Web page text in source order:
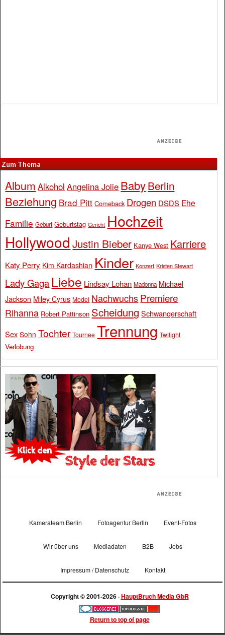
Zum Thema
Album Alkohol Angelina Jolie BabyBerlin
Beziehung Brad Pitt Comeback Drogen DSDS Ehe
Familie Geburt Geburtstag Gericht Hochzeit
Hollywood Justin Bieber Kanye West Karriere
Katy Perry Kim Kardashian Kinder Konzert Kristen Stewart
Lady Gaga Liebe Lindsay Lohan Madonna Michael
Jackson Miley Cyrus Model Nachwuchs Premiere
Rihanna Robert Pattinson Scheidung Schwangerschaft
Sex Sohn Tochter Tournee Trennung Twilight
Verlobung
Kamerateam Berlin Fotoagentur Berlin Event-Fotos
Wir über uns Mediadaten B2B Jobs
Impressum / Datenschutz Kontakt
Copyright © 2001-2026 ·HauptBruch Media GbR
Return to top of page